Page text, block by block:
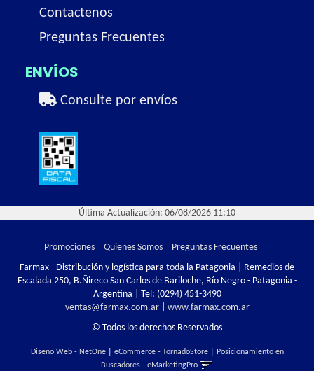
Contactenos
Preguntas Frecuentes
ENVÍOS
Consulte por envíos
Última Actualización: 06/08/2026 11:10
Promociones Quienes Somos
Preguntas Frecuentes
Farmax - Distribución y logística para toda la Patagonia | Remedios de
Escalada 250, B.Ñireco San Carlos de Bariloche, Río Negro - Patagonia -
Argentina | Tel: (0294) 451-3490
ventas@farmax.com.ar| www.farmax.com.ar
© Todos los derechos Reservados
Diseño Web - NetOne| eCommerce - TornadoStore|
Posicionamiento en
Buscadores - eMarketingPro